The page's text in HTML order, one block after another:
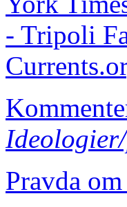
- Tripoli
Pravda